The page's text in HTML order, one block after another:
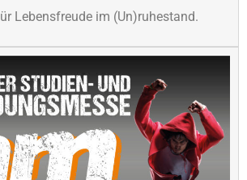
Lebensfreude im (Un)ruhestand.